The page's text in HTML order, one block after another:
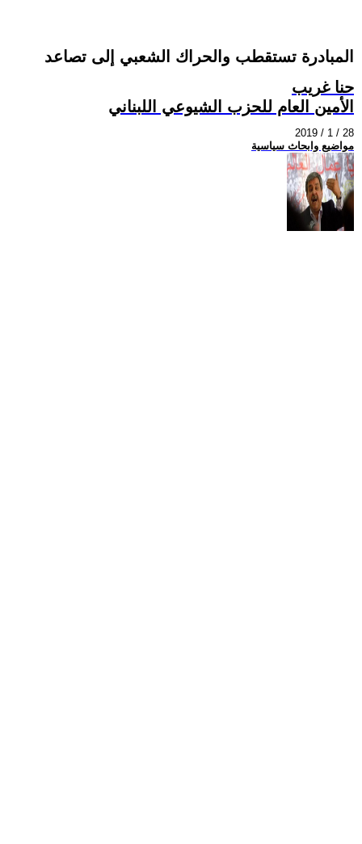
المبادرة تستقطب والحراك الشعبي إلى تصاعد
حنا غريب
الأمين العام للحزب الشيوعي اللبناني
2019 / 1 / 28
مواضيع وابحاث سياسية